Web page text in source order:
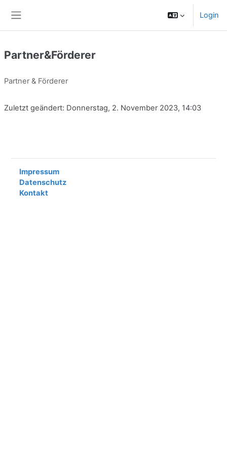
Login
Partner&Förderer
Partner & Förderer
Zuletzt geändert: Donnerstag, 2. November 2023, 14:03
Impressum
Datenschutz
Kontakt